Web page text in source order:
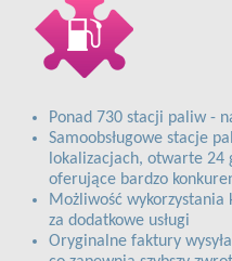
Ponad 730 stacji paliw -
Samoobsługowe stacje
lokalizacjach, otwarte 24
oferujące bardzo
Możliwość wykorzystania
za dodatkowe usługi
Oryginalne faktury